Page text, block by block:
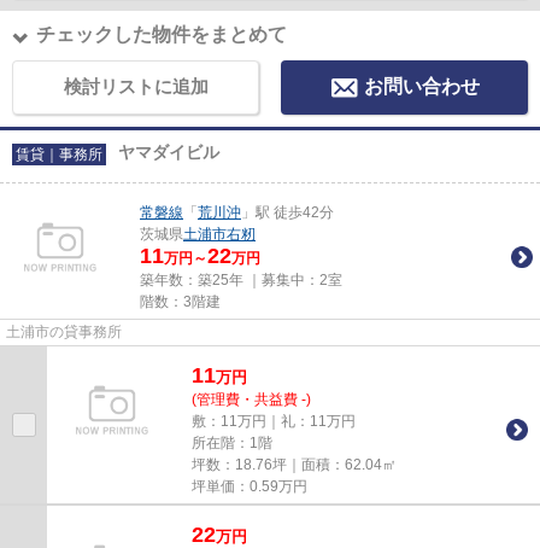
チェックした物件をまとめて
検討リストに追加 お問い合わせ
賃貸｜事務所 ヤマダイビル
常磐線 「 荒川沖 」駅 徒歩42分
茨城県土浦市右籾
11万円～22万円
築年数：築25年 ｜募集中： 2室
階数：3階建
土浦市の貸事務所
11万円
(管理費・共益費 -)
敷：11万円｜礼：11万円
所在階：1階
坪数：18.76坪｜面積：62.04㎡
坪単価： 0.59万円
22万円